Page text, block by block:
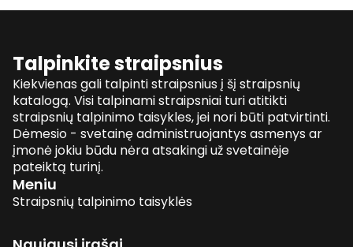
Talpinkite straipsnius
Kiekvienas gali talpinti straipsnius į šį straipsnių
katalogą. Visi talpinami straipsniai turi atitikti
straipsnių talpinimo taisykles, jei nori būti patvirtinti.
Dėmesio - svetainę administruojantys asmenys ar
įmonė jokiu būdu nėra atsakingi už svetainėje
pateiktą turinį.
Meniu
Straipsnių talpinimo taisyklės